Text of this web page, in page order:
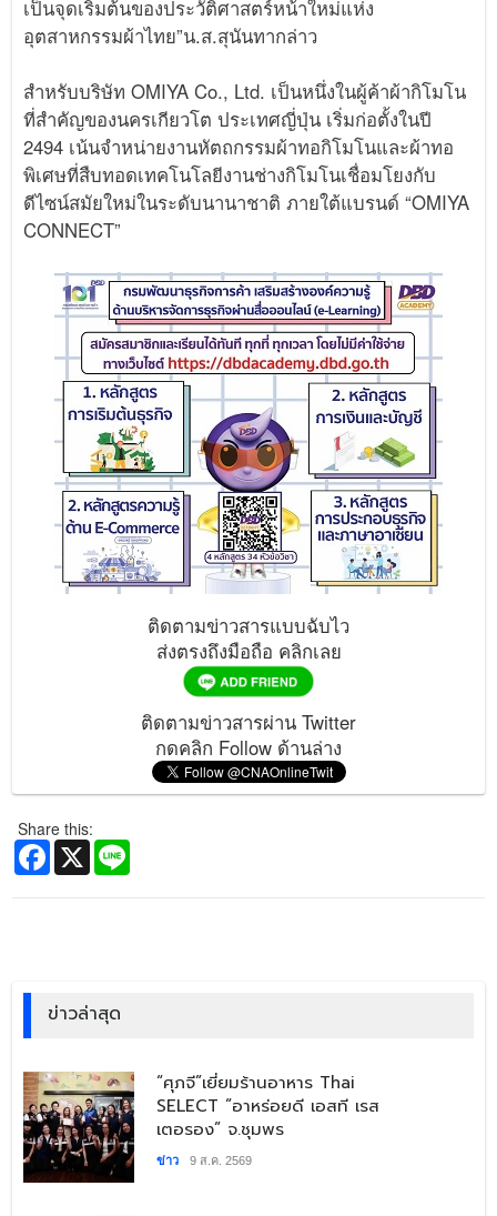
เป็นจุดเริ่มต้นของประวัติศาสตร์หน้าใหม่แห่ง
อุตสาหกรรมผ้าไทย”น.ส.สุนันทากล่าว
สำหรับบริษัท OMIYA Co., Ltd. เป็นหนึ่งในผู้ค้าผ้ากิโมโน
ที่สำคัญของนครเกียวโต ประเทศญี่ปุ่น เริ่มก่อตั้งในปี
2494 เน้นจำหน่ายงานหัตถกรรมผ้าทอกิโมโนและผ้าทอ
พิเศษที่สืบทอดเทคโนโลยีงานช่างกิโมโนเชื่อมโยงกับ
ดีไซน์สมัยใหม่ในระดับนานาชาติ ภายใต้แบรนด์ “OMIYA
CONNECT”
ติดตามข่าวสารแบบฉับไว
ส่งตรงถึงมือถือ คลิกเลย
ติดตามข่าวสารผ่าน Twitter
กดคลิก Follow ด้านล่าง
Share this:
Facebook
X
ข่าวล่าสุด
​“ศุภจี”เยี่ยมร้านอาหาร Thai
SELECT “อาหร่อยดี เอสที เรส
เตอรอง” จ.ชุมพร
ข่าว 9 ส.ค. 2569